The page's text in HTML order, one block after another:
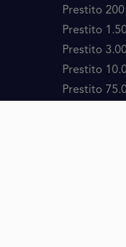
Prestito
Prestito
Prestito
Prestito
Prestito